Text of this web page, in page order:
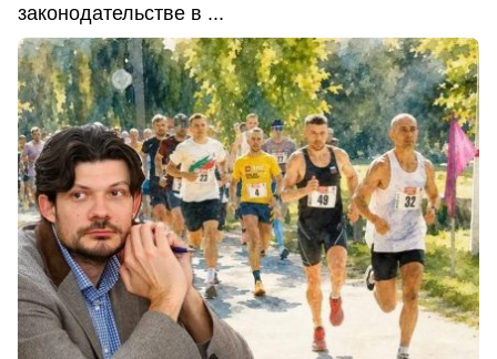
законодательстве в ...